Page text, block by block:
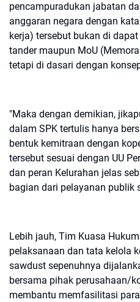
pencampuradukan jabatan
anggaran negara dengan
kerja) tersebut bukan di
tander maupun MoU
tetapi di dasari dengan
"Maka dengan demikian,
dalam SPK tertulis hanya
bentuk kemitraan dengan
tersebut sesuai dengan UU
dan peran Kelurahan jelas
bagian dari pelayanan publik
Lebih jauh, Tim Kuasa
pelaksanaan dan tata kelola
sawdust sepenuhnya
bersama pihak perusahaan/
membantu memfasilitasi